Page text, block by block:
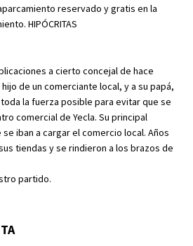
reservado y gratis en la
HIPÓCRITAS
a cierto concejal de hace
de un comerciante local, y a su papá,
la fuerza posible para evitar que se
comercial de Yecla. Su principal
iban a cargar el comercio local. Años
tiendas y se rindieron a los brazos de
partido.